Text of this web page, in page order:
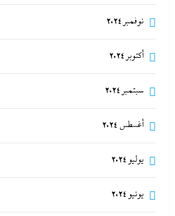
لمستثمر إماراتي بقيمة 135 مليار جنيه
نوفمبر 2024
أكتوبر 2024
سبتمبر 2024
أغسطس 2024
يوليو 2024
يونيو 2024